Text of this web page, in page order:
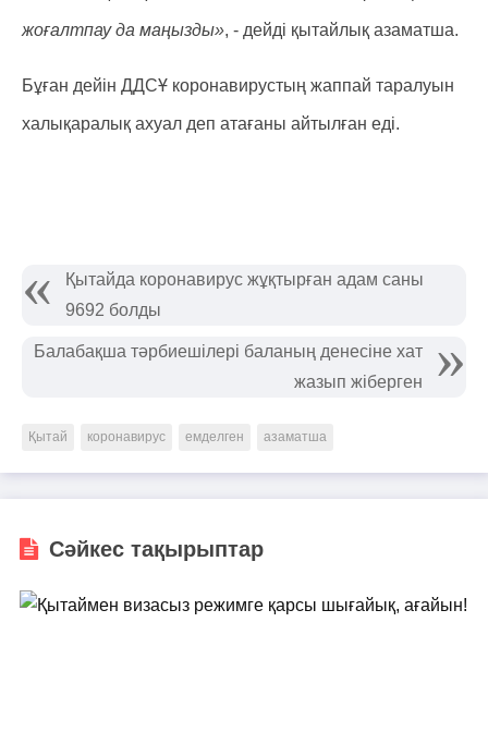
жоғалтпау да маңызды», - дейді қытайлық азаматша.
Бұған дейін ДДСҰ коронавирустың жаппай таралуын
халықаралық ахуал деп атағаны айтылған еді.
Қытайда коронавирус жұқтырған адам саны
9692 болды
Балабақша тәрбиешілері баланың денесіне хат
жазып жіберген
Қытай коронавирус емделген азаматша
Сәйкес тақырыптар